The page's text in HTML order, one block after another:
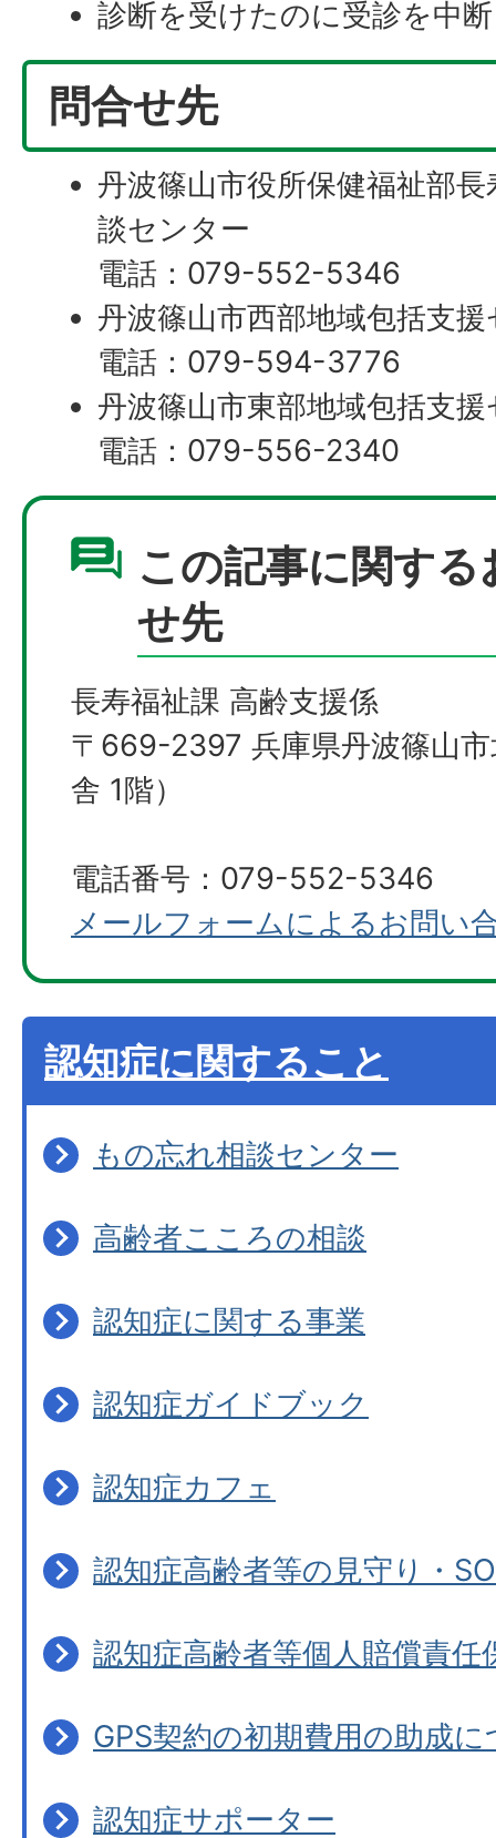
診断を受けたのに受診を中
問合せ先
丹波篠山市役所保健福祉部
談センター
電話：079-552-5346
丹波篠山市西部地域包括支
電話：079-594-3776
丹波篠山市東部地域包括支
電話：079-556-2340
この記事に関する
せ先
長寿福祉課 高齢支援係
〒669-2397 兵庫県丹波篠山
舎 1階）
電話番号：079-552-5346
メールフォームによるお問い
認知症に関すること
もの忘れ相談センター
高齢者こころの相談
認知症に関する事業
認知症ガイドブック
認知症カフェ
認知症高齢者等の見守り・
認知症高齢者等個人賠償責任
GPS契約の初期費用の助成
認知症サポーター